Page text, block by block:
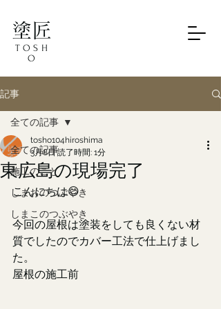
塗匠
TOSH
O
記事
全ての記事
施工のこと
しまおのつぶやき
しまこのつぶやき
全ての記事
東広島の現場完了
tosho104hiroshima
3月8日読了時間: 1分
こんにちは😊
今回の屋根は塗装をしても良くない材
質でしたのでカバー工法で仕上げまし
た。
屋根の施工前